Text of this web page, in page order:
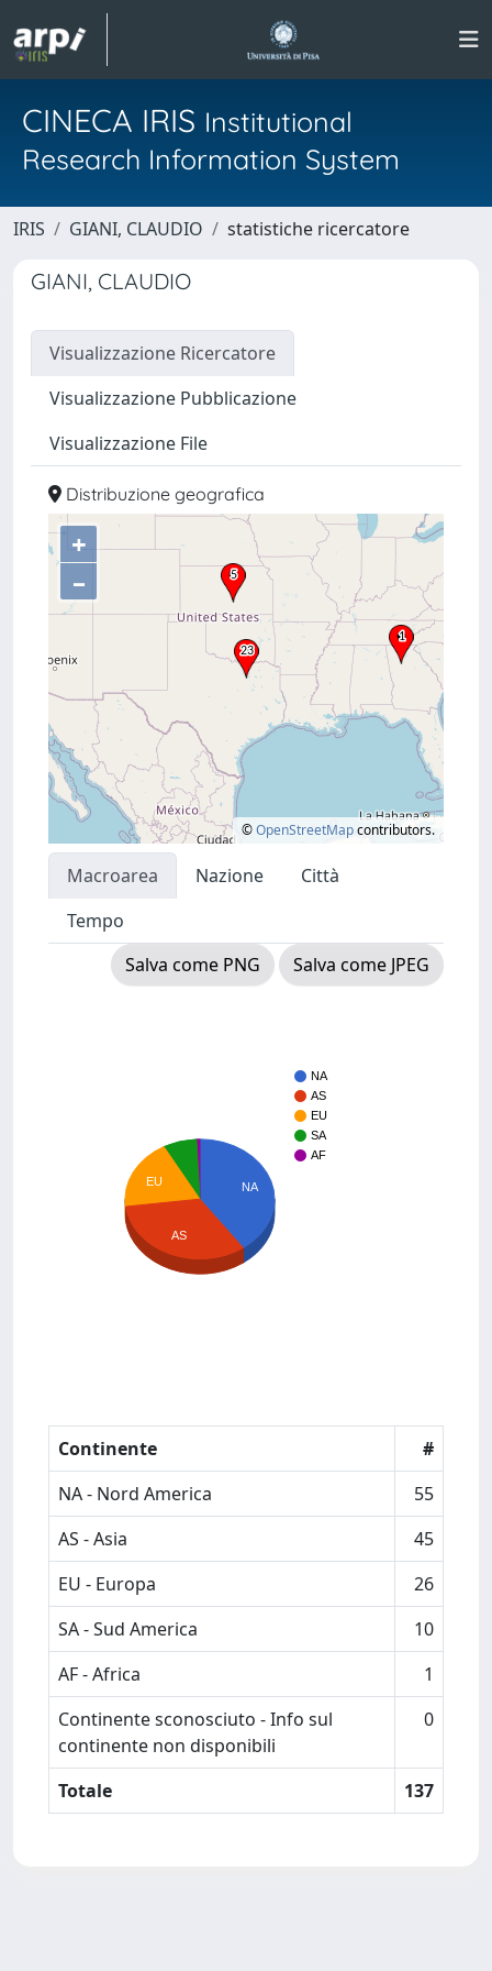
CINECA IRIS Institutional
Research Information System
IRIS GIANI, CLAUDIO statistiche ricercatore
GIANI, CLAUDIO
Visualizzazione Ricercatore
Visualizzazione Pubblicazione
Visualizzazione File
Distribuzione geografica
+
–
©OpenStreetMapcontributors.
Macroarea Nazione
Città
Tempo
Salva come PNG
Salva come JPEG
NA
AS
EU
SA
AF
NA
EU
AS
Continente
#
NA - Nord America
55
AS - Asia
45
EU - Europa
26
SA - Sud America
10
AF - Africa
1
Continente sconosciuto - Info sul
continente non disponibili
0
Totale 137